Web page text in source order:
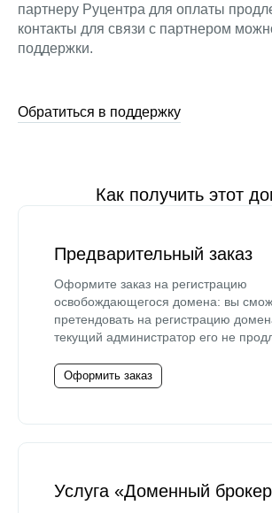
партнеру Руцентра для оплаты
контакты для связи с партнером
поддержки.
Обратиться в поддержку
Как получить этот
Предварительный заказ
Оформите заказ на регистрацию
освобождающегося домена: вы
претендовать на регистрацию
текущий администратор его не
Оформить заказ
Услуга «Доменный